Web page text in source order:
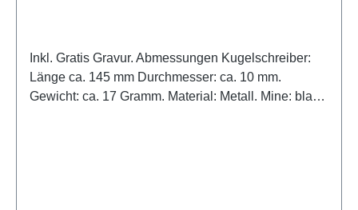
Inkl. Gratis Gravur. Abmessungen Kugelschreiber:
Länge ca. 145 mm Durchmesser: ca. 10 mm.
Gewicht: ca. 17 Gramm. Material: Metall. Mine: blau
Großer Cursor Leseführung